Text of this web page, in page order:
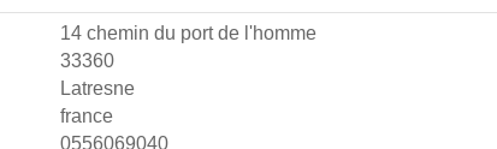
14 chemin du port de l'homme
33360
Latresne
france
0556069040